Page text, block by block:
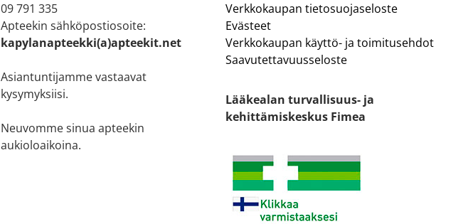
09 791 335
Apteekin sähköpostiosoite:
kapylanapteekki(a)apteekit.net
Asiantuntijamme vastaavat
kysymyksiisi.
Neuvomme sinua apteekin
aukioloaikoina.
Verkkokaupan tietosuojaseloste
Evästeet
Verkkokaupan käyttö- ja toimitusehdot
Saavutettavuusseloste
Lääkealan turvallisuus- ja
kehittämiskeskus Fimea